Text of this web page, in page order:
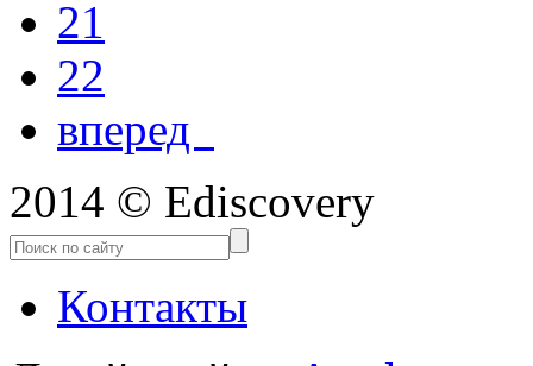
21
22
вперед
2014 © Ediscovery
Контакты